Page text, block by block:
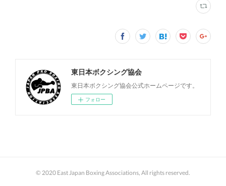
東日本ボクシング協会
東日本ボクシング協会公式ホームページです。
フォロー
© 2020 East Japan Boxing Associations, All rights reserved.